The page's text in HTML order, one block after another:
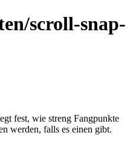
scroll-snap-
fest, wie streng Fangpunkte
werden, falls es einen gibt.